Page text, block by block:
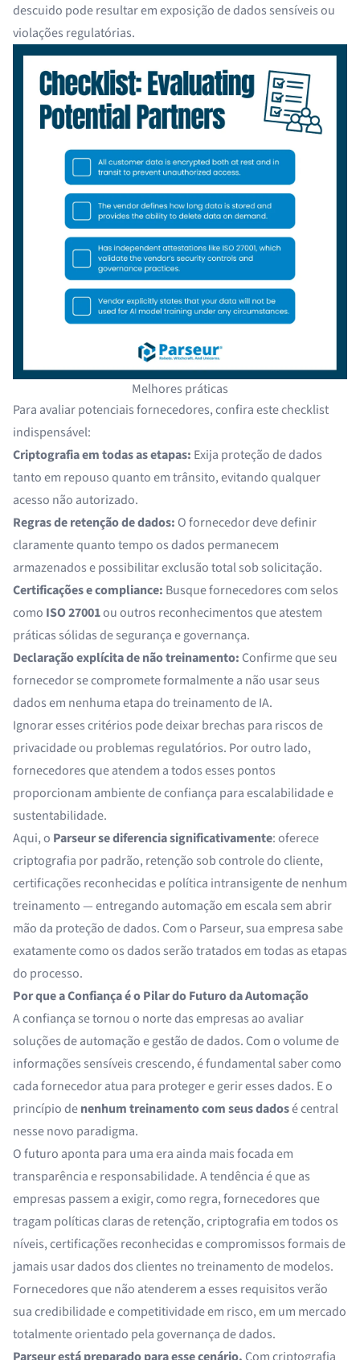
descuido pode resultar em exposição de dados sensíveis ou
violações regulatórias.
Melhores práticas
Para avaliar potenciais fornecedores, confira este checklist
indispensável:
Criptografia em todas as etapas: Exija proteção de dados
tanto em repouso quanto em trânsito, evitando qualquer
acesso não autorizado.
Regras de retenção de dados: O fornecedor deve definir
claramente quanto tempo os dados permanecem
armazenados e possibilitar exclusão total sob solicitação.
Certificações e compliance: Busque fornecedores com selos
como ISO 27001ou outros reconhecimentos que atestem
práticas sólidas de segurança e governança.
Declaração explícita de não treinamento: Confirme que seu
fornecedor se compromete formalmente a não usar seus
dados em nenhuma etapa do treinamento de IA.
Ignorar esses critérios pode deixar brechas para riscos de
privacidade ou problemas regulatórios. Por outro lado,
fornecedores que atendem a todos esses pontos
proporcionam ambiente de confiança para escalabilidade e
sustentabilidade.
Aqui, o Parseur se diferencia significativamente: oferece
criptografia por padrão, retenção sob controle do cliente,
certificações reconhecidas e política intransigente de nenhum
treinamento — entregando automação em escala sem abrir
mão da proteção de dados. Com o Parseur, sua empresa sabe
exatamente como os dados serão tratados em todas as etapas
do processo.
Por que a Confiança é o Pilar do Futuro da Automação
A confiança se tornou o norte das empresas ao avaliar
soluções de automação e gestão de dados. Com o volume de
informações sensíveis crescendo, é fundamental saber como
cada fornecedor atua para proteger e gerir esses dados. E o
princípio denenhum treinamento com seus dadosé central
nesse novo paradigma.
O futuro aponta para uma era ainda mais focada em
transparência e responsabilidade. A tendência é que as
empresas passem a exigir, como regra, fornecedores que
tragam políticas claras de retenção, criptografia em todos os
níveis, certificações reconhecidas e compromissos formais de
jamais usar dados dos clientes no treinamento de modelos.
Fornecedores que não atenderem a esses requisitos verão
sua credibilidade e competitividade em risco, em um mercado
totalmente orientado pela governança de dados.